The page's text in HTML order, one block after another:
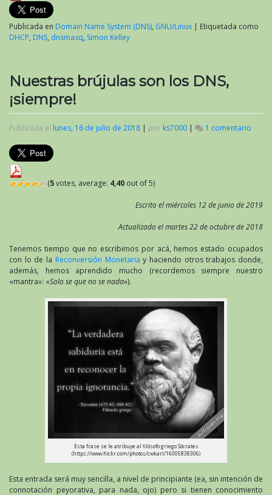
Publicada en Domain Name System (DNS), GNU/Linux | Etiquetada como
DHCP, DNS, dnsmasq, Simon Kelley
Nuestras brújulas son los DNS,
¡siempre!
Publicada el lunes, 16 de julio de 2018 | por ks7000 | 1 comentario
(5votes, average: 4,40 out of 5)
Escrito el miércoles 12 de junio de 2019
Actualizado el martes 22 de octubre de 2018
Tenemos tiempo que no escribimos por acá, hemos estado ocupados
con lo de la Reconversión Monetaria y haciendo otros trabajos donde,
además, hemos aprendido mucho (recordemos siempre nuestro
«mantra»: «Solo se que no se nada»).
Esta frase se le atribuye al filósofo griego Sócrates
(https://www.flickr.com/photos/cwkarl/16005838306)
Esta entrada será muy sencilla, a nivel de principiante (ea, sin intención de
connotación peyorativa, para nada, ojo) pero si tienen conocimiento